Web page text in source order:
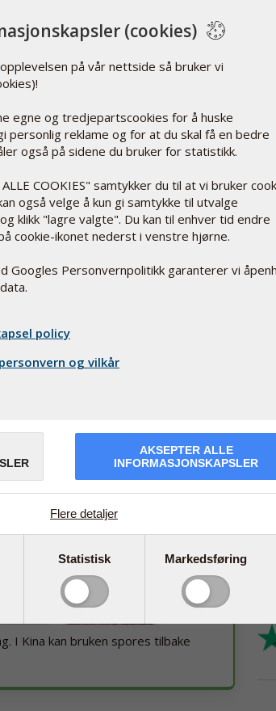
(jernoksid).
utilgjengelig for barn.
i romtemperatur, beskyttet mot direkte
produkt som er standardisert og
I Kina kan bruken spores tilbake
(cookies)
på vår nettside så bruker vi
egne og tredjepartscookies for å huske
personlig reklame og for at du skal få en bedre
også på sidene du bruker for statistikk.
COOKIES" samtykker du til at vi bruker
også velge å kun gi samtykke til utvalge
klikk "lagre valgte". Du kan til enhver tid endre
cookie-ikonet nederst i venstre hjørne.
Googles Personvernpolitikk garanterer vi
policy
og vilkår
AKSEPTER ALLE
INFORMASJONSKAPSLER
Flere detaljer
Statistisk Markedsføring